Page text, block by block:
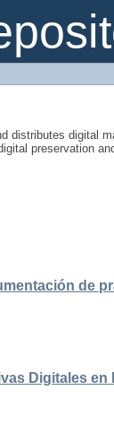
distributes digital
preservation
de
Digitales en